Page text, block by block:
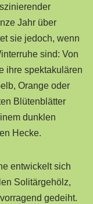
Jahr über
sie jedoch, wenn
sind: Von
ihre spektakulären
Orange oder
Blütenblätter
dunklen
Hecke.
entwickelt sich
Solitärgehölz,
gedeiht.